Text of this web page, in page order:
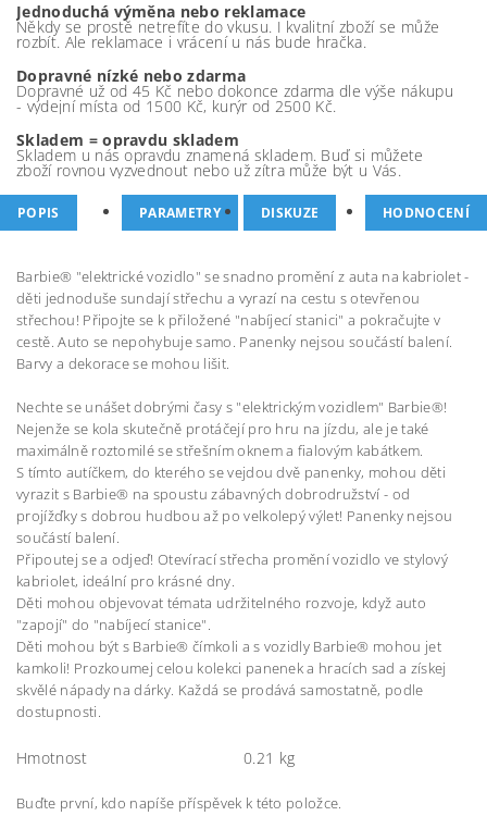
Jednoduchá výměna nebo reklamace
Někdy se prostě netrefíte do vkusu. I kvalitní zboží se může
rozbít. Ale reklamace i vrácení u nás bude hračka.
Dopravné nízké nebo zdarma
Dopravné už od 45 Kč nebo dokonce zdarma dle výše nákupu
- výdejní místa od 1500 Kč, kurýr od 2500 Kč.
Skladem = opravdu skladem
Skladem u nás opravdu znamená skladem. Buď si můžete
zboží rovnou vyzvednout nebo už zítra může být u Vás.
POPIS PARAMETRY DISKUZE HODNOCENÍ
Barbie® "elektrické vozidlo" se snadno promění z auta na kabriolet -
děti jednoduše sundají střechu a vyrazí na cestu s otevřenou
střechou! Připojte se k přiložené "nabíjecí stanici" a pokračujte v
cestě. Auto se nepohybuje samo. Panenky nejsou součástí balení.
Barvy a dekorace se mohou lišit.
Nechte se unášet dobrými časy s "elektrickým vozidlem" Barbie®!
Nejenže se kola skutečně protáčejí pro hru na jízdu, ale je také
maximálně roztomilé se střešním oknem a fialovým kabátkem.
S tímto autíčkem, do kterého se vejdou dvě panenky, mohou děti
vyrazit s Barbie® na spoustu zábavných dobrodružství - od
projížďky s dobrou hudbou až po velkolepý výlet! Panenky nejsou
součástí balení.
Připoutej se a odjeď! Otevírací střecha promění vozidlo ve stylový
kabriolet, ideální pro krásné dny.
Děti mohou objevovat témata udržitelného rozvoje, když auto
"zapojí" do "nabíjecí stanice".
Děti mohou být s Barbie® čímkoli a s vozidly Barbie® mohou jet
kamkoli! Prozkoumej celou kolekci panenek a hracích sad a získej
skvělé nápady na dárky. Každá se prodává samostatně, podle
dostupnosti.
Hmotnost 0.21 kg
Buďte první, kdo napíše příspěvek k této položce.